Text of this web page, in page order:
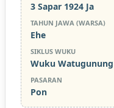
3 Sapar 1924 Ja
TAHUN JAWA (WARSA)
Ehe
SIKLUS WUKU
Wuku Watugunung
PASARAN
Pon